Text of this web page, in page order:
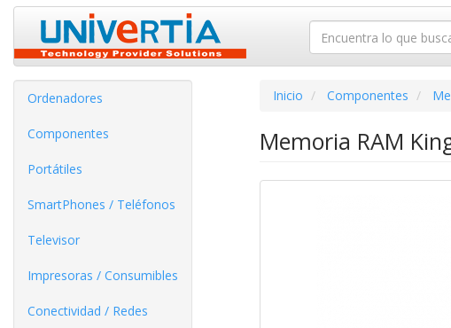
Ordenadores
Componentes
Portátiles
SmartPhones / Teléfonos
Televisor
Impresoras / Consumibles
Conectividad / Redes
Inicio Componentes
Memoria RAM